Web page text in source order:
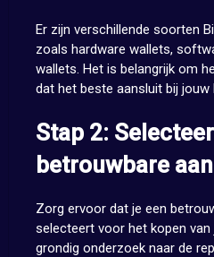
Er zijn verschillende soorten
zoals hardware wallets,
wallets. Het is belangrijk om
dat het beste aansluit bij
Stap 2:
betrouwbare
Zorg ervoor dat je een
selecteert voor het kopen
grondig onderzoek naar de